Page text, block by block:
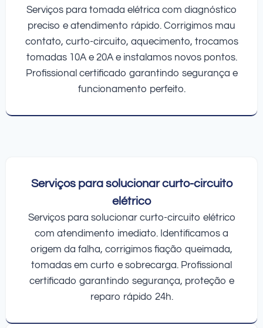
Serviços para tomada elétrica com diagnóstico
preciso e atendimento rápido. Corrigimos mau
contato, curto-circuito, aquecimento, trocamos
tomadas 10A e 20A e instalamos novos pontos.
Profissional certificado garantindo segurança e
funcionamento perfeito.
Serviços para solucionar curto-circuito
elétrico
Serviços para solucionar curto-circuito elétrico
com atendimento imediato. Identificamos a
origem da falha, corrigimos fiação queimada,
tomadas em curto e sobrecarga. Profissional
certificado garantindo segurança, proteção e
reparo rápido 24h.